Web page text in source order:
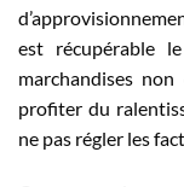
est récupérable
marchandises
profiter du
ne pas régler les